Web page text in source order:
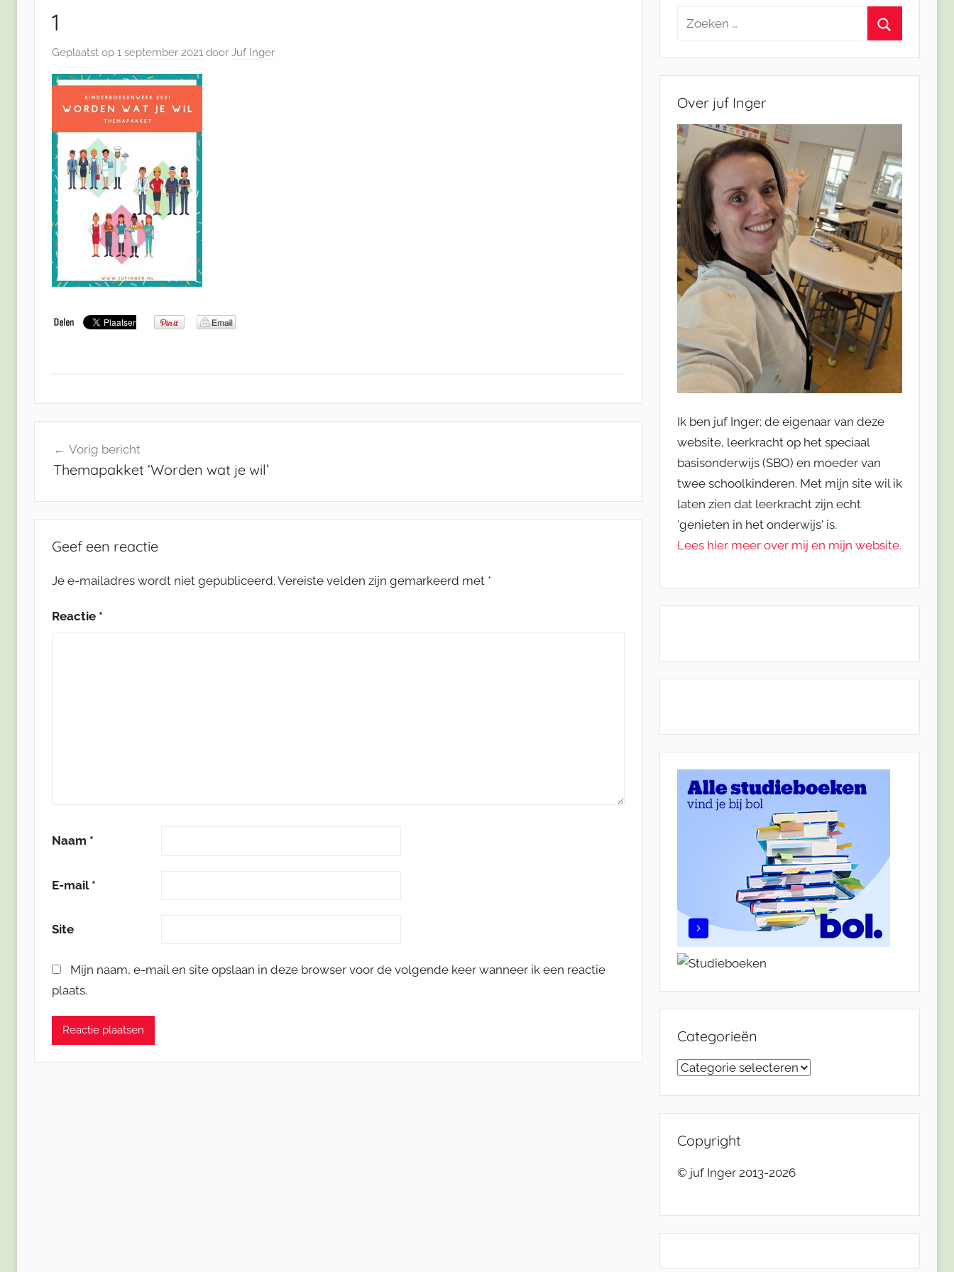
1
Geplaatst op 1 september 2021 door Juf Inger
navigatie
Vorig bericht
Themapakket ‘Worden wat je wil’
Geef een reactie
Je e-mailadres wordt niet gepubliceerd. Vereiste velden zijn gemarkeerd met *
Reactie *
Naam *
E-mail *
Site
Mijn naam, e-mail en site opslaan in deze browser voor de volgende keer wanneer ik een reactie
plaats.
Zoeken
Over juf Inger
Ik ben juf Inger; de eigenaar van deze
website, leerkracht op het speciaal
basisonderwijs (SBO) en moeder van
twee schoolkinderen. Met mijn site wil ik
laten zien dat leerkracht zijn echt
'genieten in het onderwijs' is.
Lees hier meer over mij en mijn website.
Categorieën
Categorieën
Copyright
© juf Inger 2013-2026